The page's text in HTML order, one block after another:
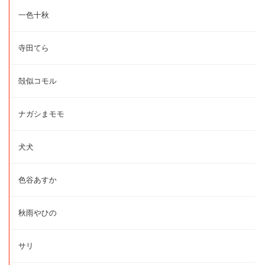
一色十秋
寺田てら
殻似コモル
ナガシまモモ
犬犬
色谷あすか
秋雨やひの
サリ